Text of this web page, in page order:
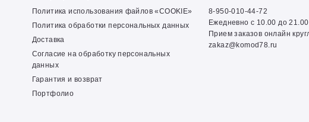
Политика использования файлов «COOKIE»
Политика обработки персональных данных
Доставка
Согласие на обработку персональных
данных
Гарантия и возврат
Портфолио
8-950-010-44-72
Ежедневно с 10.00 до 21.00
Прием заказов онлайн
zakaz@komod78.ru